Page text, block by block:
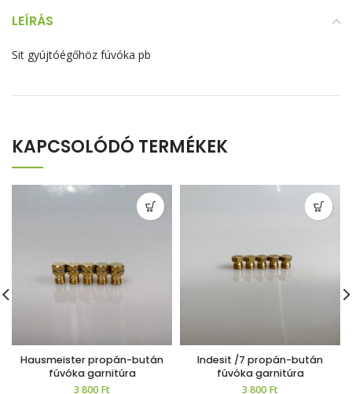
LEÍRÁS
Sit gyújtóégőhöz fúvóka pb
KAPCSOLÓDÓ TERMÉKEK
Hausmeister propán-bután
fúvóka garnitúra
3 800Ft
Indesit /7 propán-bután
fúvóka garnitúra
3 800Ft